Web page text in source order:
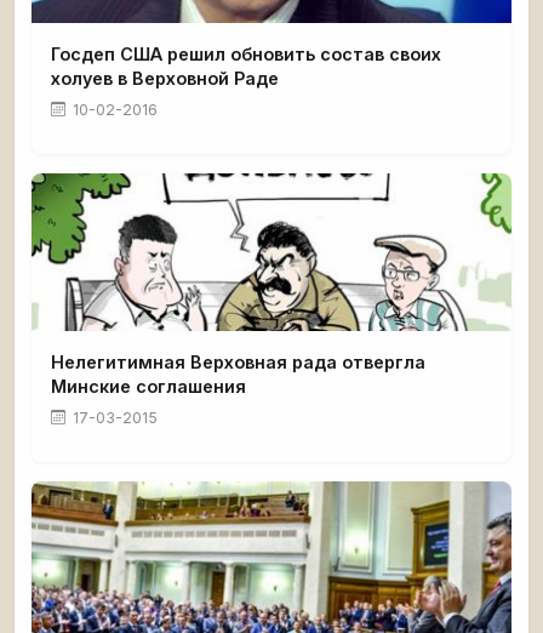
Госдеп США решил обновить состав своих
холуев в Верховной Раде
10-02-2016
Нелегитимная Верховная рада отвергла
Минские соглашения
17-03-2015